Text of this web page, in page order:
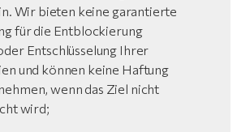
Wir bieten keine garantierte
für die Entblockierung
Entschlüsselung Ihrer
und können keine Haftung
wenn das Ziel nicht
wird;